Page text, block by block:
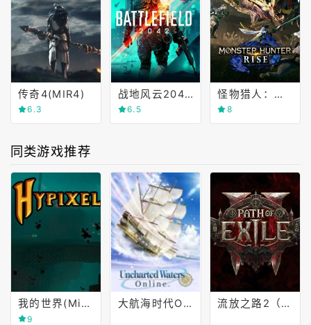
传奇4(MIR4)
6.3
战地风云2042(Battlefield 2042)
6.5
怪物猎人：崛起(Monster Hunter Rise)
8
同类游戏推荐
我的世界(Minecraft)
9
大航海时代OL(Uncharted Waters Online) 流放之路2（Path of Exile 2）